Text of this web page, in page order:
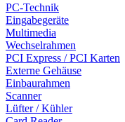
PC-Technik
Eingabegeräte
Multimedia
Wechselrahmen
PCI Express / PCI Karten
Externe Gehäuse
Einbaurahmen
Scanner
Lüfter / Kühler